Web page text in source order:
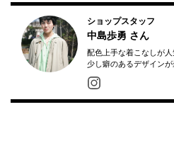
ショップスタッフ
中島歩勇 さん
配色上手な着こなしが
少し癖のあるデザインが